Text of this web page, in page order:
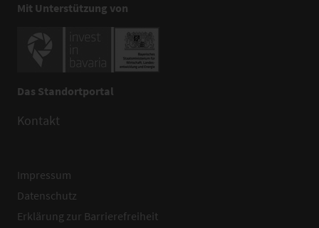
Mit Unterstützung von
Das Standortportal
Kontakt
Impressum
Datenschutz
Erklärung zur Barrierefreiheit